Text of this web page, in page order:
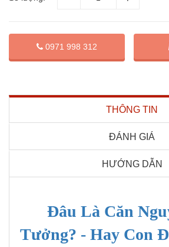
0971 998 312
THÔNG TIN
ĐÁNH GIÁ
HƯỚNG DẪN
Đâu Là Căn
Tưởng? - Hay Con